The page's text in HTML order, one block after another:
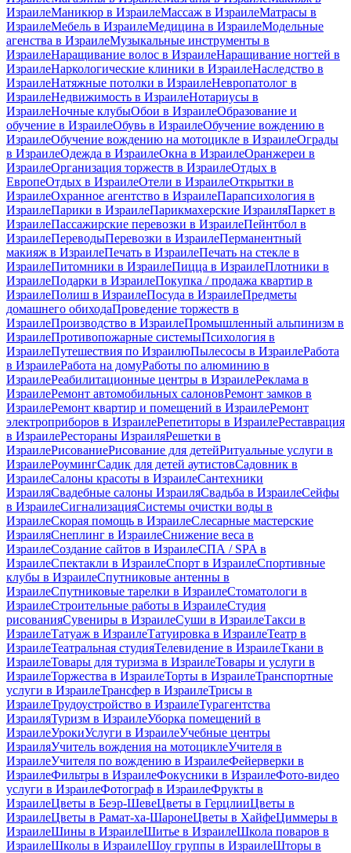
ИзраилеМаникюр в ИзраилеМассаж в ИзраилеМатрасы в
ИзраилеМебель в ИзраилеМедицина в ИзраилеМодельные
агенства в ИзраилеМузыкальные инструменты в
ИзраилеНаращивание волос в ИзраилеНаращивание ногтей в
ИзраилеНаркологические клиники в ИзраилеНаследство в
ИзраилеНатяжные потолки в ИзраилеНевропатолог в
ИзраилеНедвижимость в ИзраилеНотариусы в
ИзраилеНочные клубыОбои в ИзраилеОбразование и
обучение в ИзраилеОбувь в ИзраилеОбучение вождению в
ИзраилеОбучение вождению на мотоцикле в ИзраилеОграды
в ИзраилеОдежда в ИзраилеОкна в ИзраилеОранжереи в
ИзраилеОрганизация торжеств в ИзраилеОтдых в
ЕвропеОтдых в ИзраилеОтели в ИзраилеОткрытки в
ИзраилеОхранное агентство в ИзраилеПарапсихология в
ИзраилеПарики в ИзраилеПарикмахерские ИзраиляПаркет в
ИзраилеПассажирские перевозки в ИзраилеПейнтбол в
ИзраилеПереводыПеревозки в ИзраилеПерманентный
макияж в ИзраилеПечать в ИзраилеПечать на стекле в
ИзраилеПитомники в ИзраилеПицца в ИзраилеПлотники в
ИзраилеПодарки в ИзраилеПокупка / продажа квартир в
ИзраилеПолиш в ИзраилеПосуда в ИзраилеПредметы
домашнего обиходаПроведение торжеств в
ИзраилеПроизводство в ИзраилеПромышленный альпинизм в
ИзраилеПротивопожарные системыПсихология в
ИзраилеПутешествия по ИзраилюПылесосы в ИзраилеРабота
в ИзраилеРабота на домуРаботы по алюминию в
ИзраилеРеабилитационные центры в ИзраилеРеклама в
ИзраилеРемонт автомобильных салоновРемонт замков в
ИзраилеРемонт квартир и помещений в ИзраилеРемонт
электроприборов в ИзраилеРепетиторы в ИзраилеРеставрация
в ИзраилеРестораны ИзраиляРешетки в
ИзраилеРисованиеРисование для детейРитуальные услуги в
ИзраилеРоумингСадик для детей аутистовСадовник в
ИзраилеСалоны красоты в ИзраилеСантехники
ИзраиляСвадебные салоны ИзраиляСвадьба в ИзраилеСейфы
в ИзраилеСигнализацияСистемы очистки воды в
ИзраилеСкорая помощь в ИзраилеСлесарные мастерские
ИзраиляСнеплинг в ИзраилеСнижение веса в
ИзраилеСоздание сайтов в ИзраилеСПА / SPA в
ИзраилеСпектакли в ИзраилеСпорт в ИзраилеСпортивные
клубы в ИзраилеСпутниковые антенны в
ИзраилеСпутниковые тарелки в ИзраилеСтоматологи в
ИзраилеСтроительные работы в ИзраилеСтудия
рисованияСувениры в ИзраилеСуши в ИзраилеТакси в
ИзраилеТатуаж в ИзраилеТатуировка в ИзраилеТеатр в
ИзраилеТеатральная студияТелевидение в ИзраилеТкани в
ИзраилеТовары для туризма в ИзраилеТовары и услуги в
ИзраилеТоржества в ИзраилеТорты в ИзраилеТранспортные
услуги в ИзраилеТрансфер в ИзраилеТрисы в
ИзраилеТрудоустройство в ИзраилеТурагентства
ИзраиляТуризм в ИзраилеУборка помещений в
ИзраилеУрокиУслуги в ИзраилеУчебные центры
ИзраиляУчитель вождения на мотоциклеУчителя в
ИзраилеУчителя по вождению в ИзраилеФейерверки в
ИзраилеФильтры в ИзраилеФокусники в ИзраилеФото-видео
услуги в ИзраилеФотограф в ИзраилеФрукты в
ИзраилеЦветы в Беэр-ШевеЦветы в ГерцлииЦветы в
ИзраилеЦветы в Рамат-ха-ШаронеЦветы в ХайфеЦиммеры в
ИзраилеШины в ИзраилеШитье в ИзраилеШкола поваров в
ИзраилеШколы в ИзраилеШоу группы в ИзраилеШторы в